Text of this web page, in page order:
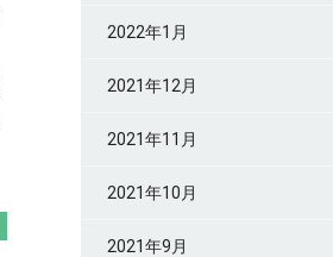
2022年1月
2021年12月
2021年11月
2021年10月
2021年9月